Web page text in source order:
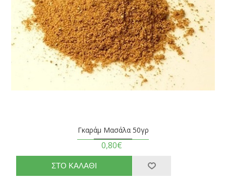
Γκαράμ Μασάλα 50γρ
0,80€